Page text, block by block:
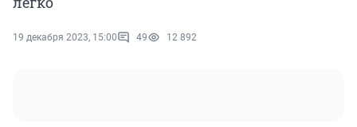
19 декабря 2023, 15:00 49 12 892